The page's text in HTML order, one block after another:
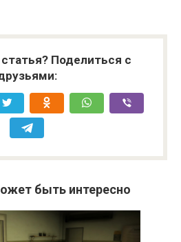
Поделиться с
быть интересно